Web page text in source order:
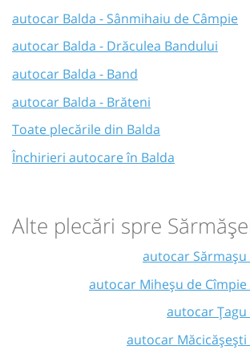
autocar Balda - Sânmihaiu de Câmpie
autocar Balda - Drăculea Bandului
autocar Balda - Band
autocar Balda - Brăteni
Toate plecările din Balda
Închirieri autocare în Balda
Alte plecări spre
autocar Sărmașu
autocar Miheșu de Cîmpie
autocar Țagu
autocar Măcicășești